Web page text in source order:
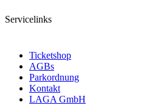
Servicelinks
Ticketshop
AGBs
Parkordnung
Kontakt
LAGA GmbH